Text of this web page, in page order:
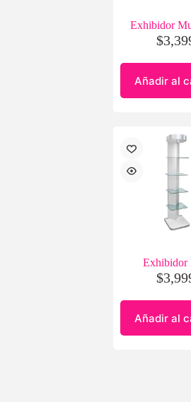
Exhibidor
$
Añadir al
Exhibidor
$
Añadir al